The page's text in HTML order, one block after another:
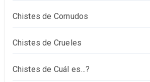
Chistes de Cornudos
Chistes de Crueles
Chistes de Cuál es…?